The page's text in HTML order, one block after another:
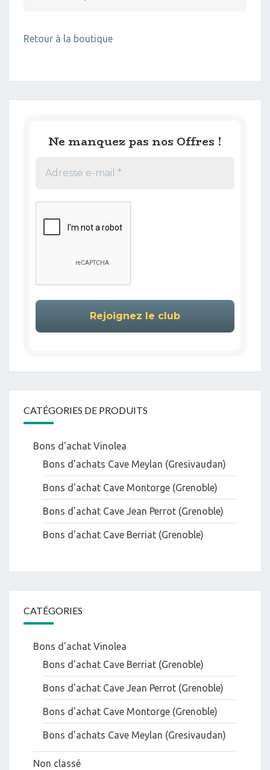
Retour à la boutique
Ne manquez pas nos Offres !
CATÉGORIES DE PRODUITS
Bons d'achat Vinolea
Bons d'achats Cave Meylan (Gresivaudan)
Bons d'achat Cave Montorge (Grenoble)
Bons d'achat Cave Jean Perrot (Grenoble)
Bons d'achat Cave Berriat (Grenoble)
CATÉGORIES
Bons d'achat Vinolea
Bons d'achat Cave Berriat (Grenoble)
Bons d'achat Cave Jean Perrot (Grenoble)
Bons d'achat Cave Montorge (Grenoble)
Bons d'achats Cave Meylan (Gresivaudan)
Non classé